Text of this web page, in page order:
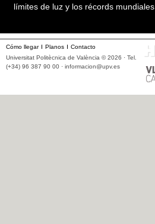
límites de luz y los récords mundiales
Cómo llegar Planos
Contacto
Universitat Politècnica de València © 2026 · Tel.
(+34) 96 387 90 00 · informacion@upv.es